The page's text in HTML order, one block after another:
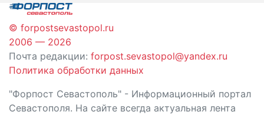
© forpostsevastopol.ru
2006 — 2026
Почта редакции: forpost.sevastopol@yandex.ru
Политика обработки данных
"Форпост Севастополь" - Информационный портал
Севастополя. На сайте всегда актуальная лента